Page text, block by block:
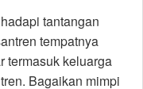
tantangan
tempatnya
termasuk keluarga
Bagaikan mimpi